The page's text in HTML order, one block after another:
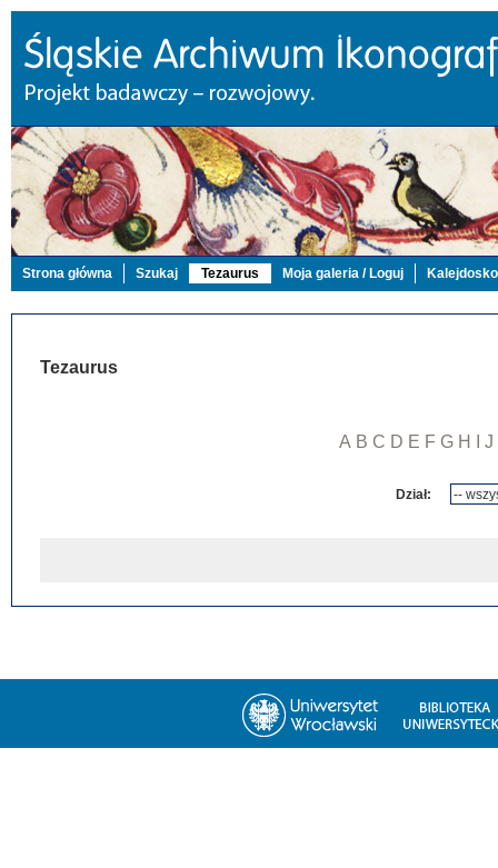
Strona główna Szukaj Tezaurus Moja galeria / Loguj
Tezaurus
A B C D E F G H J
Dział: